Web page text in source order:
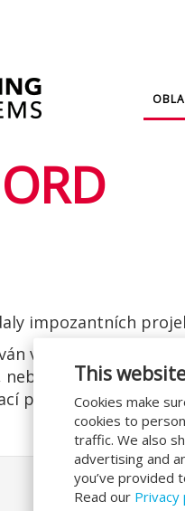
This
Cookies make
cookies to
traffic. We also
advertising and
you’ve provided
Read our Privacy
impozantních
v zimě a skládá se
výsuvným
prostory předány